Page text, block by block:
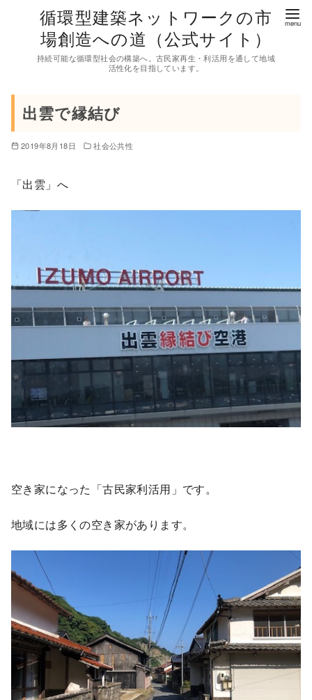
循環型建築ネットワークの市
場創造への道（公式サイト）
持続可能な循環型社会の構築へ。古民家再生・利活用を通して地域
活性化を目指しています。
出雲で縁結び
2019年8月18日 社会公共性
「出雲」へ
空き家になった「古民家利活用」です。
地域には多くの空き家があります。